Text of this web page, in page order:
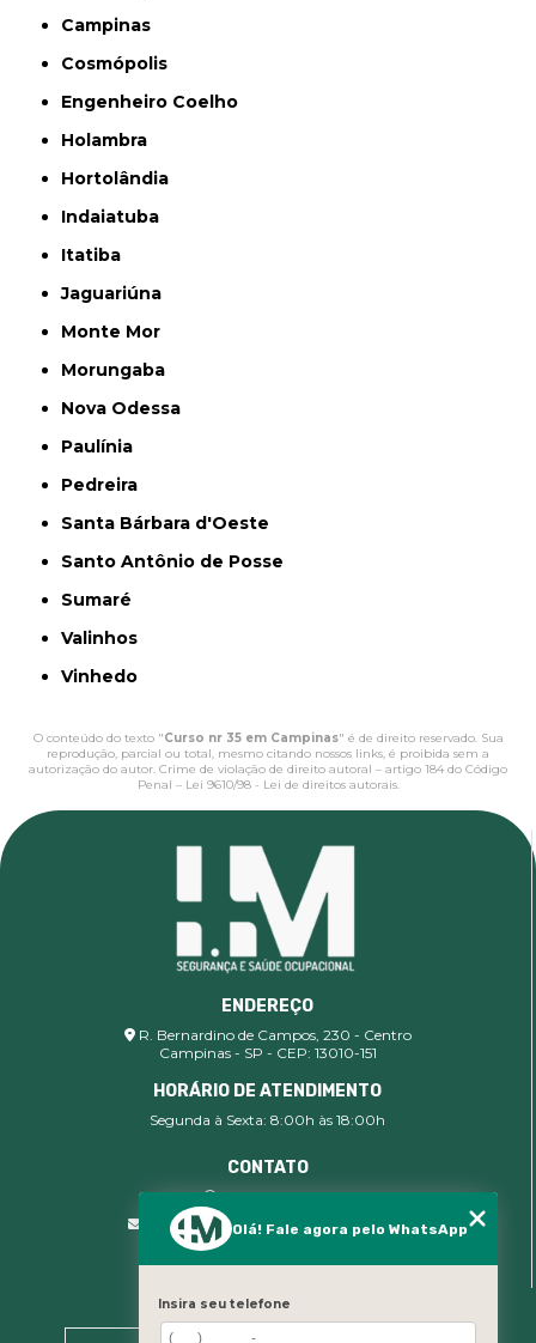
Campinas
Cosmópolis
Engenheiro Coelho
Holambra
Hortolândia
Indaiatuba
Itatiba
Jaguariúna
Monte Mor
Morungaba
Nova Odessa
Paulínia
Pedreira
Santa Bárbara d'Oeste
Santo Antônio de Posse
Sumaré
Valinhos
Vinhedo
O conteúdo do texto "Curso nr 35 em Campinas" é de direito reservado. Sua
reprodução, parcial ou total, mesmo citando nossos links, é proibida sem a
autorização do autor. Crime de violação de direito autoral – artigo 184 do Código
Penal – Lei 9610/98 - Lei de direitos autorais.
ENDEREÇO
R. Bernardino de Campos, 230 - Centro
Campinas - SP - CEP: 13010-151
HORÁRIO DE ATENDIMENTO
Segunda à Sexta: 8:00h às 18:00h
CONTATO
(19) 99400-9142
comercial@imsegocupacional.com.br
MENU
Olá! Fale agora pelo WhatsApp
Insira seu telefone